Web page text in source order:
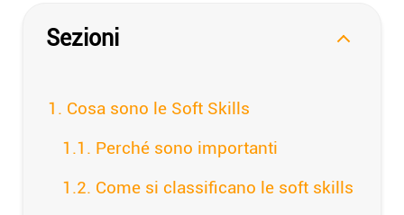
Sezioni
Cosa sono le Soft Skills
Perché sono importanti
Come si classificano le soft skills